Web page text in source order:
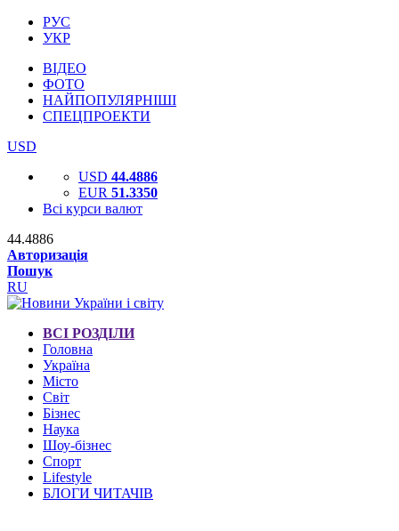
РУС
УКР
ВІДЕО
ФОТО
НАЙПОПУЛЯРНІШІ
СПЕЦПРОЕКТИ
USD
USD 44.4886
EUR 51.3350
Всі курси валют
44.4886
Авторизація
Пошук
RU
ВСІ РОЗДІЛИ
Головна
Україна
Місто
Світ
Бізнес
Наука
Шоу-бізнес
Спорт
Lifestyle
БЛОГИ ЧИТАЧІВ